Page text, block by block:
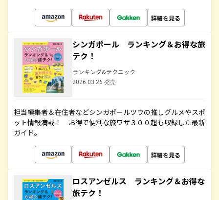
詳細を見る
シンガポール ランキング＆お得な旅
テク！
ランキング&テクニック
2026.03.26 発売
担当編集者＆在住者などシンガポールツウの推しグルメやスポ
ット情報満載！ お得で便利な旅ワザ３００超も収録した最新
ガイド。
詳細を見る
ロスアンゼルス ランキング＆お得な
旅テク！